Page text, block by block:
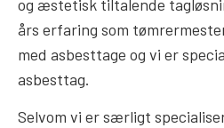
og æstetisk tiltalende
års erfaring som
med asbesttage og vi er
asbesttag.
Selvom vi er særligt